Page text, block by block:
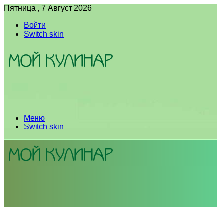
Пятница , 7 Август 2026
Войти
Switch skin
Меню
Switch skin